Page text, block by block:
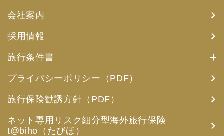
会社案内
採用情報
旅行条件書
プライバシーポリシー（PDF）
旅行保険勧誘方針（PDF）
ネット専用リスク細分型海外旅行保険
t@biho（たびほ）